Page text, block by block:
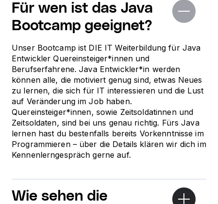
Für wen ist das Java
Bootcamp geeignet?
Unser Bootcamp ist DIE IT Weiterbildung für Java
Entwickler Quereinsteiger*innen und
Berufserfahrene. Java Entwickler*in werden
können alle, die motiviert genug sind, etwas Neues
zu lernen, die sich für IT interessieren und die Lust
auf Veränderung im Job haben.
Quereinsteiger*innen, sowie Zeitsoldatinnen und
Zeitsoldaten, sind bei uns genau richtig. Fürs Java
lernen hast du bestenfalls bereits Vorkenntnisse im
Programmieren – über die Details klären wir dich im
Kennenlerngespräch gerne auf.
Wie sehen die